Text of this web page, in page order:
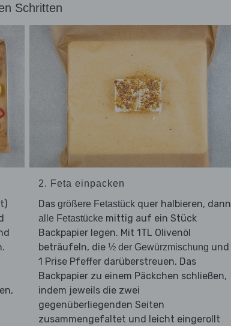
Schritten
2. Feta einpacken
Das größere Fetastückquer halbieren, dann
alle Fetastücke mittig auf ein Stück
Backpapier legen. Mit 1TL Olivenöl
beträufeln, die ½ der Gewürzmischung und
1 Prise Pfeffer darüberstreuen. Das
Backpapier zu einem Päckchen schließen,
indem jeweils die zwei
gegenüberliegenden Seiten
zusammengefaltet und leicht eingerollt